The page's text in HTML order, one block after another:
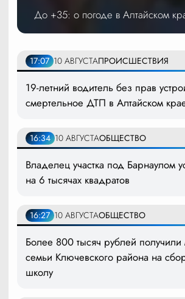
До +35: о погоде в Алтайском
17:07 10 АВГУСТАПРОИСШЕСТВИЯ
19-летний водитель без прав
смертельное ДТП в Алтайском
16:34 10 АВГУСТАОБЩЕСТВО
Владелец участка под Барнаулом
на 6 тысячах квадратов
16:27 10 АВГУСТАОБЩЕСТВО
Более 800 тысяч рублей получили
семьи Ключевского района на
школу